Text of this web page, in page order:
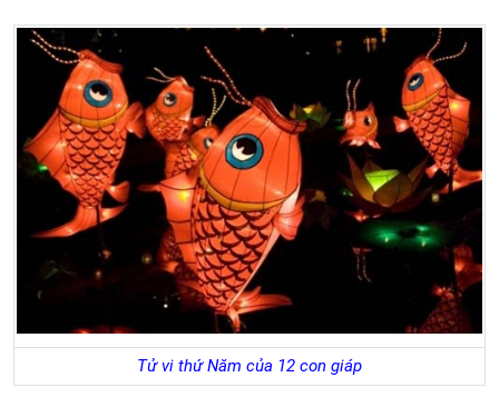
Tử vi thứ Năm của 12 con giáp